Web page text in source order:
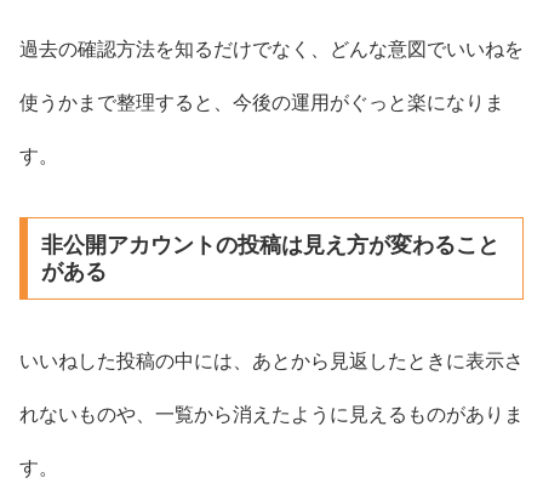
過去の確認方法を知るだけでなく、どんな意図でいいねを
使うかまで整理すると、今後の運用がぐっと楽になりま
す。
非公開アカウントの投稿は見え方が変わること
がある
いいねした投稿の中には、あとから見返したときに表示さ
れないものや、一覧から消えたように見えるものがありま
す。